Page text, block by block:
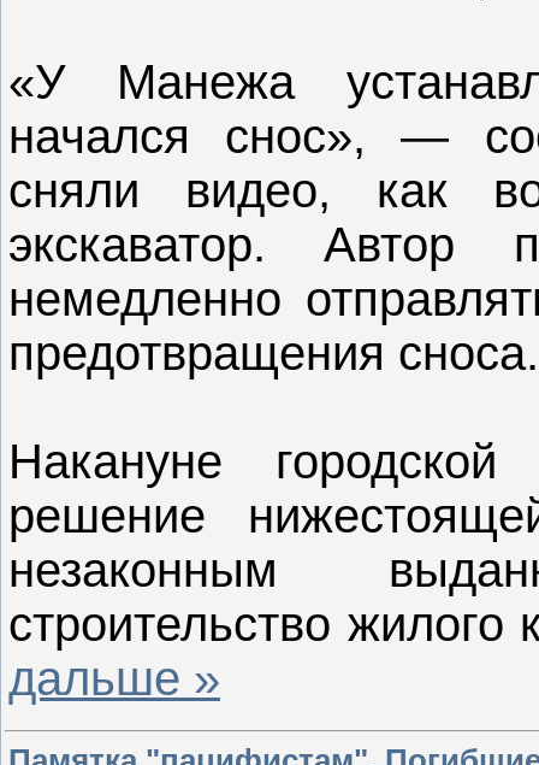
«У Манежа
начался снос», —
сняли видео, как
экскаватор. Автор
немедленно
предотвращения сноса.
Накануне
решение
незаконным
строительство
дальше »